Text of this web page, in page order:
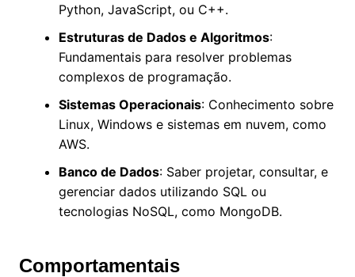
Python, JavaScript, ou C++.
Estruturas de Dados e Algoritmos:
Fundamentais para resolver problemas
complexos de programação.
Sistemas Operacionais: Conhecimento sobre
Linux, Windows e sistemas em nuvem, como
AWS.
Banco de Dados: Saber projetar, consultar, e
gerenciar dados utilizando SQL ou
tecnologias NoSQL, como MongoDB.
Comportamentais